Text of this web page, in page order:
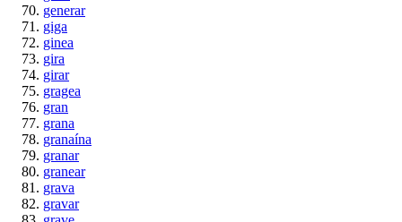
generar
giga
ginea
gira
girar
gragea
gran
grana
granaína
granar
granear
grava
gravar